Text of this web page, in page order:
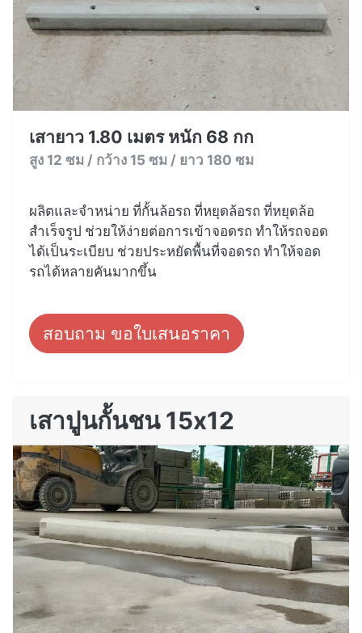
เสายาว 1.80 เมตร หนัก 68 กก
สูง 12 ซม / กว้าง 15 ซม / ยาว 180 ซม
ผลิตและจำหน่าย ที่กั้นล้อรถ ที่หยุดล้อรถ ที่หยุดล้อ
สำเร็จรูป ช่วยให้ง่ายต่อการเข้าจอดรถ ทำให้รถจอด
ได้เป็นระเบียบ ช่วยประหยัดพื้นที่จอดรถ ทำให้จอด
รถได้หลายคันมากขึ้น
สอบถาม ขอใบเสนอราคา
เสาปูนกั้นชน 15x12